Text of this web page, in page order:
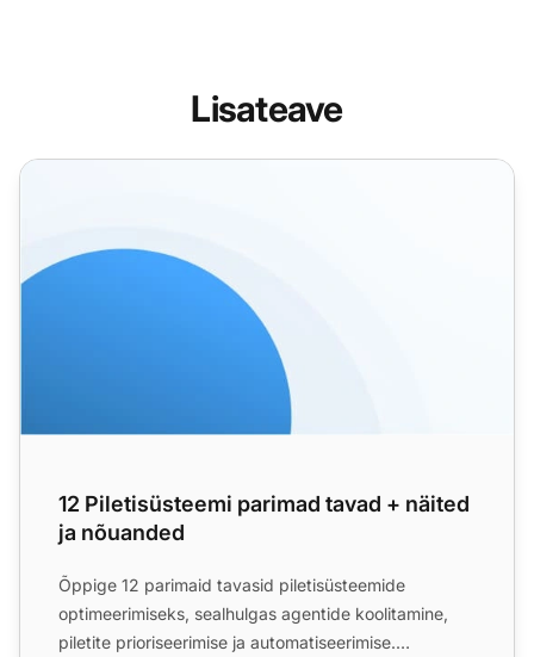
Lisateave
12 Piletisüsteemi parimad tavad + näited ja nõuanded
12 Piletisüsteemi parimad tavad + näited
ja nõuanded
Õppige 12 parimaid tavasid piletisüsteemide
optimeerimiseks, sealhulgas agentide koolitamine,
piletite prioriseerimise ja automatiseerimise.